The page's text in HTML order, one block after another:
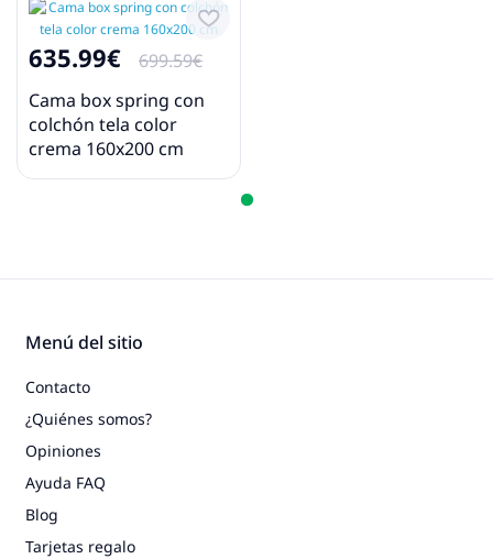
635.99€
699.59€
Cama box spring con
colchón tela color
crema 160x200 cm
Menú del sitio
Contacto
¿Quiénes somos?
Opiniones
Ayuda FAQ
Blog
Tarjetas regalo